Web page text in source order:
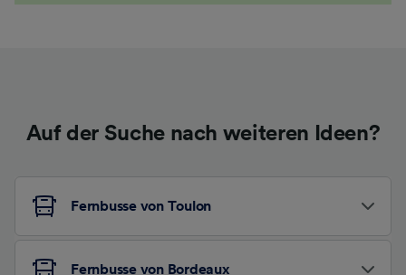
Auf der Suche nach weiteren Ideen?
Fernbusse von Toulon
Fernbusse von Bordeaux